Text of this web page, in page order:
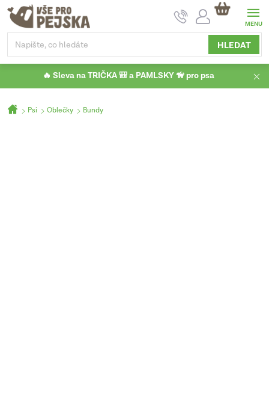
Přejít
obsah
HLEDAT
NÁKUPNÍ
KOŠÍK
🔥 Sleva na TRIČKA 🎒 a PAMLSKY 🦮 pro psa
Domů
Psi Oblečky Bundy